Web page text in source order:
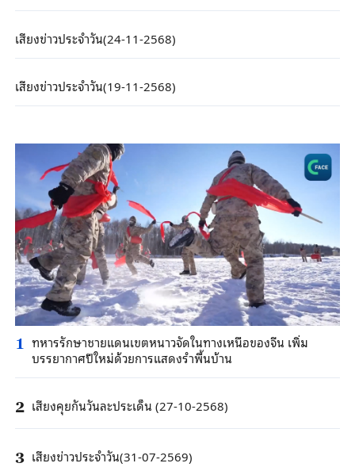
เสียงข่าวประจำวัน(24-11-2568)
เสียงข่าวประจำวัน(19-11-2568)
1 ทหารรักษาชายแดนเขตหนาวจัดในทางเหนือของจีน เพิ่ม
บรรยากาศปีใหม่ด้วยการแสดงรำพื้นบ้าน
2 เสียงคุยกันวันละประเด็น (27-10-2568)
3 เสียงข่าวประจำวัน(31-07-2569)